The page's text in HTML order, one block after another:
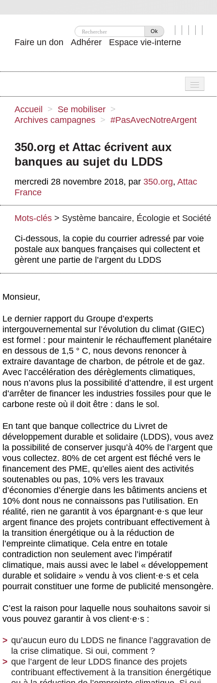
Ok
Faire un don Adhérer Espace vie-interne
Attac ?
Nos idées
Se mobiliser
Publications
Agenda
Actus et médias
Boutique
Accueil > Se mobiliser >
Archives campagnes > #PasAvecNotreArgent
350.org et Attac écrivent aux
banques au sujet du LDDS
mercredi 28 novembre 2018, par 350.org, Attac
France
Mots-clés > Système bancaire, Écologie et Société
Ci-dessous, la copie du courrier adressé par voie
postale aux banques françaises qui collectent et
gèrent une partie de l’argent du LDDS
Monsieur,
Le dernier rapport du Groupe d’experts
intergouvernemental sur l’évolution du climat (GIEC)
est formel : pour maintenir le réchauffement planétaire
en dessous de 1,5 ° C, nous devons renoncer à
extraire davantage de charbon, de pétrole et de gaz.
Avec l’accélération des dérèglements climatiques,
nous n’avons plus la possibilité d’attendre, il est urgent
d’arrêter de financer les industries fossiles pour que le
carbone reste où il doit être : dans le sol.
En tant que banque collectrice du Livret de
développement durable et solidaire (LDDS), vous avez
la possibilité de conserver jusqu’à 40% de l’argent que
vous collectez. 80% de cet argent est fléché vers le
financement des PME, qu’elles aient des activités
soutenables ou pas, 10% vers les travaux
d’économies d’énergie dans les bâtiments anciens et
10% dont nous ne connaissons pas l’utilisation. En
réalité, rien ne garantit à vos épargnant·e·s que leur
argent finance des projets contribuant effectivement à
la transition énergétique ou à la réduction de
l’empreinte climatique. Cela entre en totale
contradiction non seulement avec l’impératif
climatique, mais aussi avec le label « développement
durable et solidaire » vendu à vos client·e·s et cela
pourrait constituer une forme de publicité mensongère.
C’est la raison pour laquelle nous souhaitons savoir si
vous pouvez garantir à vos client·e·s :
qu’aucun euro du LDDS ne finance l’aggravation de
la crise climatique. Si oui, comment ?
que l’argent de leur LDDS finance des projets
contribuant effectivement à la transition énergétique